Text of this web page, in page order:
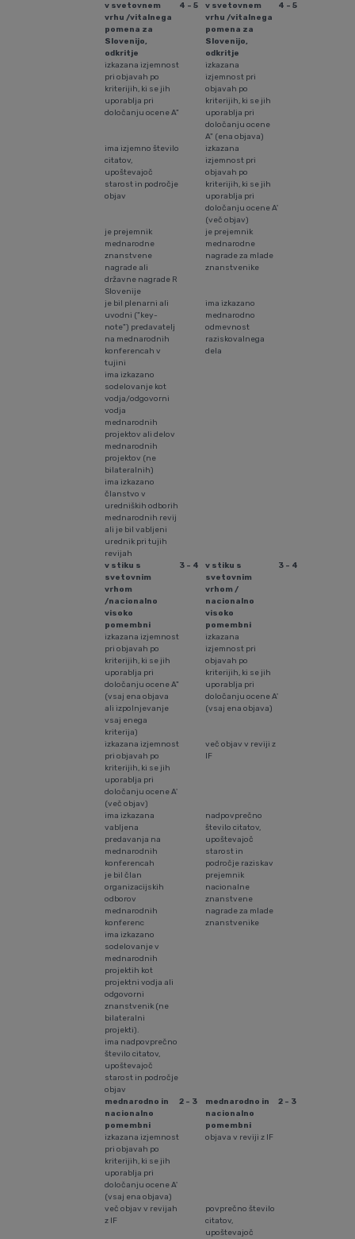
v svetovnem
vrhu /vitalnega
pomena za
Slovenijo,
odkritje
4 - 5
v svetovnem
vrhu /vitalnega
pomena za
Slovenijo,
odkritje
4 - 5
izkazana izjemnost
pri objavah po
kriterijih, ki se jih
uporablja pri
določanju ocene A"
izkazana
izjemnost pri
objavah po
kriterijih, ki se jih
uporablja pri
določanju ocene
A" (ena objava)
ima izjemno število
citatov,
upoštevajoč
starost in področje
objav
izkazana
izjemnost pri
objavah po
kriterijih, ki se jih
uporablja pri
določanju ocene A'
(več objav)
je prejemnik
mednarodne
znanstvene
nagrade ali
državne nagrade R
Slovenije
je prejemnik
mednarodne
nagrade za mlade
znanstvenike
je bil plenarni ali
uvodni ("key-
note") predavatelj
na mednarodnih
konferencah v
tujini
ima izkazano
mednarodno
odmevnost
raziskovalnega
dela
ima izkazano
sodelovanje kot
vodja/odgovorni
vodja
mednarodnih
projektov ali delov
mednarodnih
projektov (ne
bilateralnih)
ima izkazano
članstvo v
uredniških odborih
mednarodnih revij
ali je bil vabljeni
urednik pri tujih
revijah
v stiku s
svetovnim
vrhom
/nacionalno
visoko
pomembni
3 - 4
v stiku s
svetovnim
vrhom /
nacionalno
visoko
pomembni
3 - 4
izkazana izjemnost
pri objavah po
kriterijih, ki se jih
uporablja pri
določanju ocene A"
(vsaj ena objava
ali izpolnjevanje
vsaj enega
kriterija)
izkazana
izjemnost pri
objavah po
kriterijih, ki se jih
uporablja pri
določanju ocene A'
(vsaj ena objava)
izkazana izjemnost
pri objavah po
kriterijih, ki se jih
uporablja pri
določanju ocene A'
(več objav)
več objav v reviji z
IF
ima izkazana
vabljena
predavanja na
mednarodnih
konferencah
nadpovprečno
število citatov,
upoštevajoč
starost in
področje raziskav
je bil član
organizacijskih
odborov
mednarodnih
konferenc
prejemnik
nacionalne
znanstvene
nagrade za mlade
znanstvenike
ima izkazano
sodelovanje v
mednarodnih
projektih kot
projektni vodja ali
odgovorni
znanstvenik (ne
bilateralni
projekti).
ima nadpovprečno
število citatov,
upoštevajoč
starost in področje
objav
mednarodno in
nacionalno
pomembni
2 - 3
mednarodno in
nacionalno
pomembni
2 - 3
izkazana izjemnost
pri objavah po
kriterijih, ki se jih
uporablja pri
določanju ocene A'
(vsaj ena objava)
objava v reviji z IF
več objav v revijah
z IF
povprečno število
citatov,
upoštevajoč